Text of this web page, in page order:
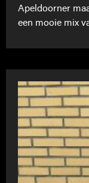
Apeldoorner
een mooie mix